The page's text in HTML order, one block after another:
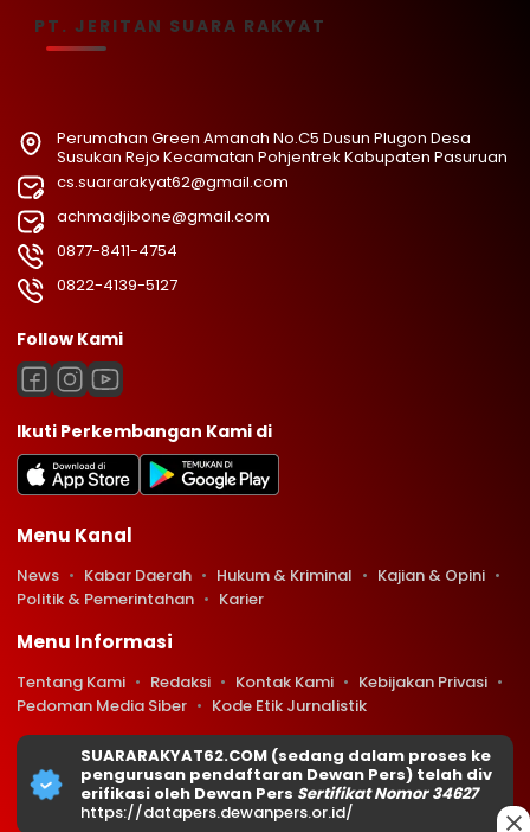
PT. JERITAN SUARA RAKYAT
Perumahan Green Amanah No.C5 Dusun Plugon Desa
Susukan Rejo Kecamatan Pohjentrek Kabupaten Pasuruan
cs.suararakyat62@gmail.com
achmadjibone@gmail.com
0877-8411-4754
0822-4139-5127
Follow Kami
Ikuti Perkembangan Kami di
Menu Kanal
News Kabar Daerah Hukum & Kriminal
Kajian & Opini
Politik & Pemerintahan
Karier
Menu Informasi
Tentang Kami Redaksi Kontak Kami
Kebijakan Privasi
Pedoman Media Siber
Kode Etik Jurnalistik
SUARARAKYAT62.COM (sedang dalam proses ke
pengurusan pendaftaran Dewan Pers) telah div
erifikasi oleh Dewan Pers Sertifikat Nomor 34627
https://datapers.dewanpers.or.id/